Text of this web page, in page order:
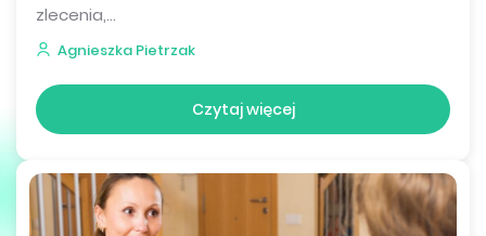
zlecenia,...
Agnieszka Pietrzak
Czytaj więcej